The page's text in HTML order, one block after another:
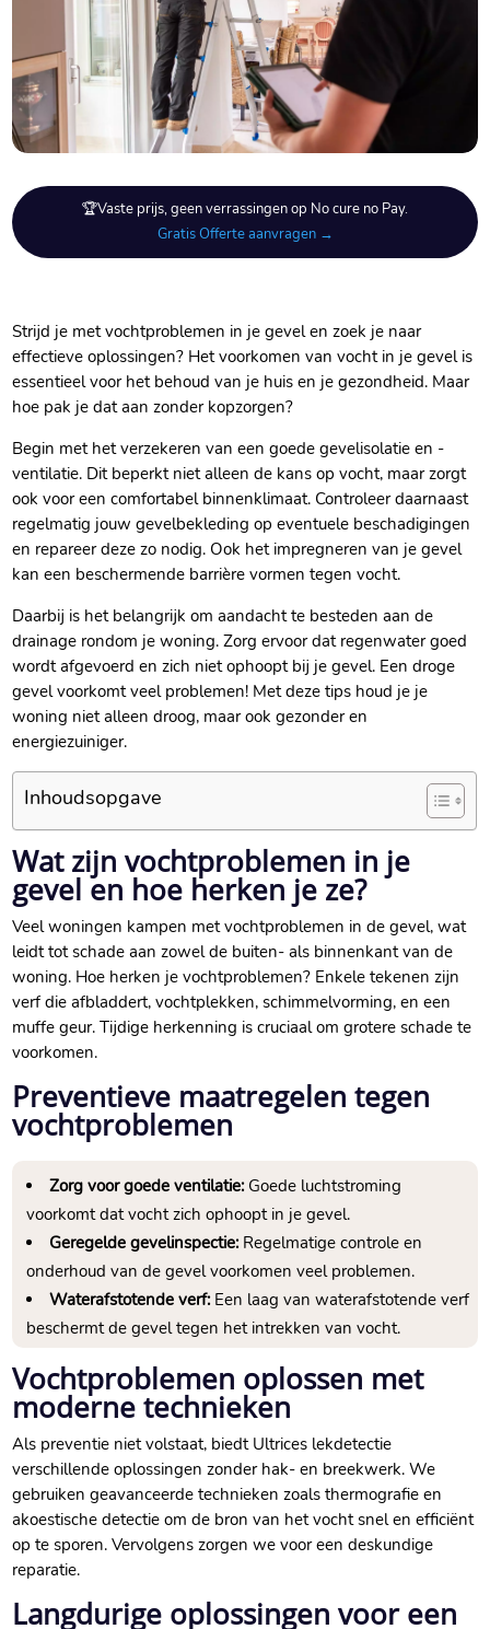
🏆Vaste prijs, geen verrassingen op No cure no Pay.
Gratis Offerte aanvragen →
Strijd je met vochtproblemen in je gevel en zoek je naar
effectieve oplossingen? Het voorkomen van vocht in je gevel is
essentieel voor het behoud van je huis en je gezondheid.​ Maar
hoe pak je dat aan zonder kopzorgen?
Begin met het verzekeren van een goede gevelisolatie en -
ventilatie.​ Dit beperkt niet alleen de kans op vocht, maar zorgt
ook voor een comfortabel binnenklimaat.​ Controleer daarnaast
regelmatig jouw gevelbekleding op eventuele beschadigingen
en repareer deze zo nodig.​ Ook het impregneren van je gevel
kan een beschermende barrière vormen tegen vocht.​
Daarbij is het belangrijk om aandacht te besteden aan de
drainage rondom je woning.​ Zorg ervoor dat regenwater goed
wordt afgevoerd en zich niet ophoopt bij je gevel.​ Een droge
gevel voorkomt veel problemen! Met deze tips houd je je
woning niet alleen droog, maar ook gezonder en
energiezuiniger.​
Inhoudsopgave
Wat zijn vochtproblemen in je
gevel en hoe herken je ze?
Veel woningen kampen met vochtproblemen in de gevel, wat
leidt tot schade aan zowel de buiten- als binnenkant van de
woning.​ Hoe herken je vochtproblemen? Enkele tekenen zijn
verf die afbladdert, vochtplekken, schimmelvorming, en een
muffe geur.​ Tijdige herkenning is cruciaal om grotere schade te
voorkomen.​
Preventieve maatregelen tegen
vochtproblemen
Zorg voor goede ventilatie:Goede luchtstroming
voorkomt dat vocht zich ophoopt in je gevel.​
Geregelde gevelinspectie:Regelmatige controle en
onderhoud van de gevel voorkomen veel problemen.​
Waterafstotende verf:Een laag van waterafstotende verf
beschermt de gevel tegen het intrekken van vocht.​
Vochtproblemen oplossen met
moderne technieken
Als preventie niet volstaat, biedt Ultrices lekdetectie
verschillende oplossingen zonder hak- en breekwerk.​ We
gebruiken geavanceerde technieken zoals thermografie en
akoestische detectie om de bron van het vocht snel en efficiënt
op te sporen.​ Vervolgens zorgen we voor een deskundige
reparatie.​
Langdurige oplossingen voor een